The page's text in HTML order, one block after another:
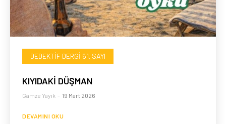
DEDEKTIF DERGI 61. SAYI
KIYIDAKİ DÜŞMAN
Gamze Yayık - 19 Mart 2026
DEVAMINI OKU